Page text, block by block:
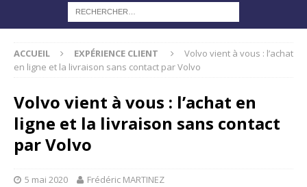
ACCUEIL EXPÉRIENCE CLIENT
Volvo vient à vous : l’achat
en ligne et la livraison sans contact par Volvo
Volvo vient à vous : l’achat en
ligne et la livraison sans contact
par Volvo
5 mai 2020 Frédéric MARTINEZ